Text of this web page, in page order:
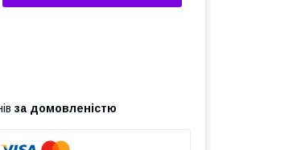
за домовленістю